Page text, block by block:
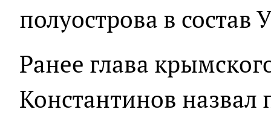
полуострова в состав
Ранее глава
Константинов назвал